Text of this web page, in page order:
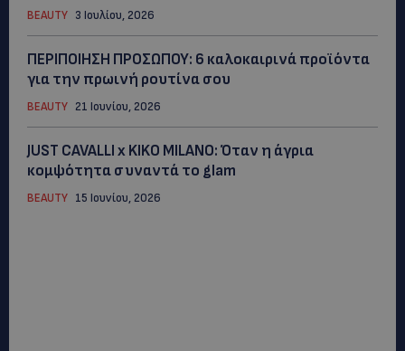
BEAUTY 3 Ιουλίου, 2026
ΠΕΡΙΠΟΙΗΣΗ ΠΡΟΣΩΠΟΥ: 6 καλοκαιρινά προϊόντα
για την πρωινή ρουτίνα σου
BEAUTY 21 Ιουνίου, 2026
JUST CAVALLI x KIKO MILANO: Όταν η άγρια
κομψότητα συναντά το glam
BEAUTY 15 Ιουνίου, 2026